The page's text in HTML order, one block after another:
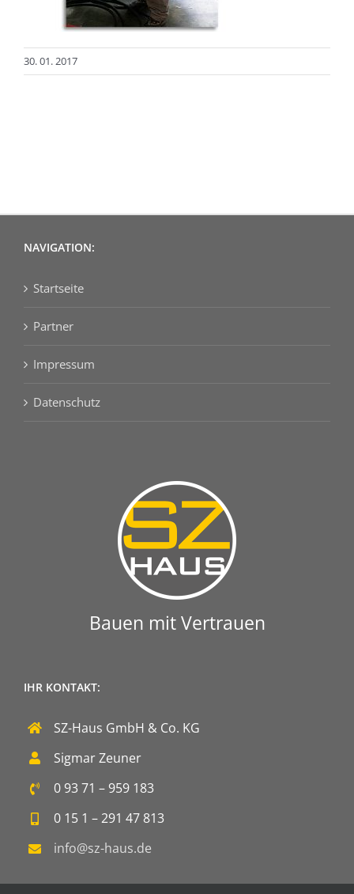
30. 01. 2017
NAVIGATION:
Startseite
Partner
Impressum
Datenschutz
Bauen mit Vertrauen
IHR KONTAKT:
SZ-Haus GmbH & Co. KG
Sigmar Zeuner
0 93 71 – 959 183
0 15 1 – 291 47 813
info@sz-haus.de